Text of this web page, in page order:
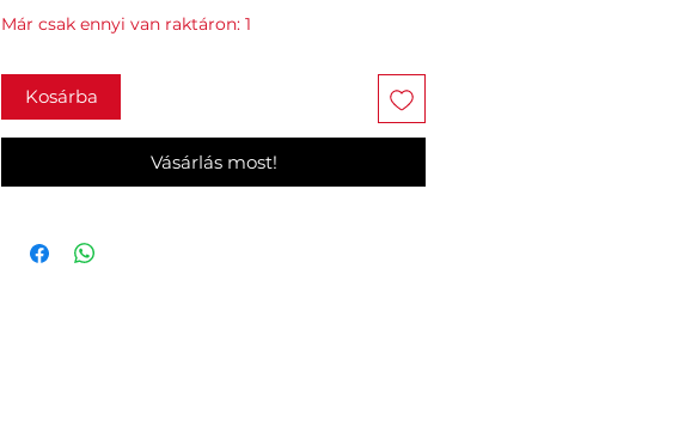
Már csak ennyi van raktáron: 1
Kosárba
Vásárlás most!